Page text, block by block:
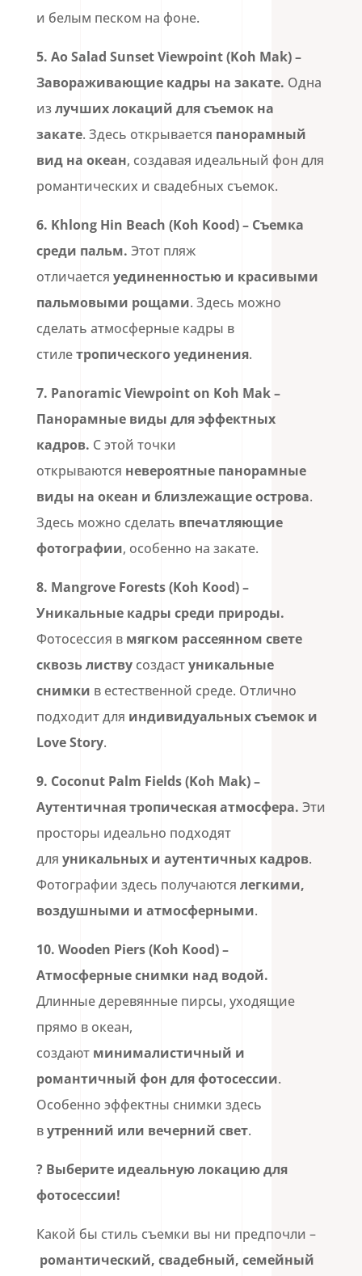
и белым песком на фоне.
5. Ao Salad Sunset Viewpoint (Koh Mak) –
Завораживающие кадры на закате. Одна
излучших локаций для съемок на
закате. Здесь открывается панорамный
вид на океан, создавая идеальный фон для
романтических и свадебных съемок.
6. Khlong Hin Beach (Koh Kood)– Съемка
среди пальм. Этот пляж
отличается уединенностью и красивыми
пальмовыми рощами. Здесь можно
сделать атмосферные кадры в
стилетропического уединения.
7. Panoramic Viewpoint on Koh Mak–
Панорамные виды для эффектных
кадров. С этой точки
открываются невероятные панорамные
виды на океан и близлежащие острова.
Здесь можно сделать впечатляющие
фотографии, особенно на закате.
8. Mangrove Forests (Koh Kood)–
Уникальные кадры среди природы.
Фотосессия в мягком рассеянном свете
сквозь листву создастуникальные
снимки в естественной среде. Отлично
подходит для индивидуальных съемок и
Love Story.
9. Coconut Palm Fields (Koh Mak)–
Аутентичная тропическая атмосфера. Эти
просторы идеально подходят
для уникальных и аутентичных кадров.
Фотографии здесь получаются легкими,
воздушными и атмосферными.
10. Wooden Piers (Koh Kood)–
Атмосферные снимки над водой.
Длинные деревянные пирсы, уходящие
прямо в океан,
создают минималистичный и
романтичный фон для фотосессии.
Особенно эффектны снимки здесь
вутренний или вечерний свет.
? Выберите идеальную локацию для
фотосессии!
Какой бы стиль съемки вы ни предпочли –
романтический, свадебный, семейный